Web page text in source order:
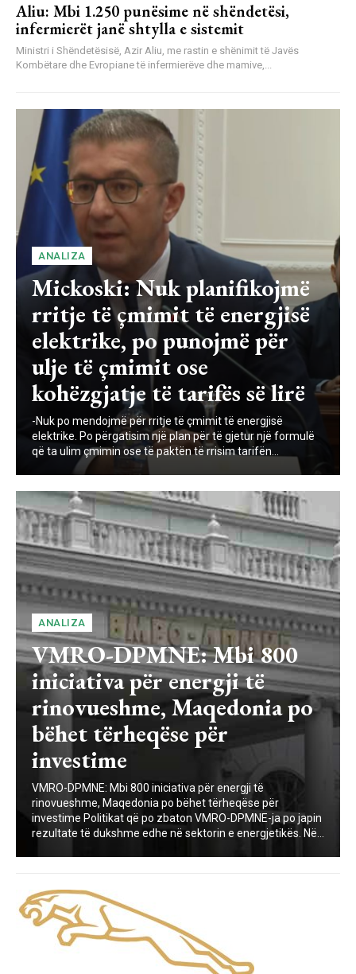
Aliu: Mbi 1.250 punësime në shëndetësi,
infermierët janë shtylla e sistemit
Ministri i Shëndetësisë, Azir Aliu, me rastin e shënimit të Javës
Kombëtare dhe Evropiane të infermierëve dhe mamive,...
ANALIZA
Mickoski: Nuk planifikojmë
rritje të çmimit të energjisë
elektrike, po punojmë për
ulje të çmimit ose
kohëzgjatje të tarifës së lirë
-Nuk po mendojmë për rritje të çmimit të energjisë
elektrike. Po përgatisim një plan për të gjetur një formulë
që ta ulim çmimin ose të paktën të rrisim tarifën...
ANALIZA
VMRO-DPMNE: Mbi 800
iniciativa për energji të
rinovueshme, Maqedonia po
bëhet tërheqëse për
investime
VMRO-DPMNE: Mbi 800 iniciativa për energji të
rinovueshme, Maqedonia po bëhet tërheqëse për
investime Politikat që po zbaton VMRO-DPMNE-ja po japin
rezultate të dukshme edhe në sektorin e energjetikës. Në...